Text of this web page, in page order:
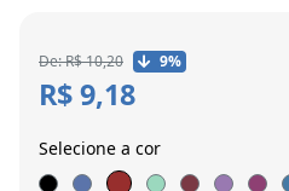
De: R$ 10,20 9%
R$ 9,18
Selecione a cor